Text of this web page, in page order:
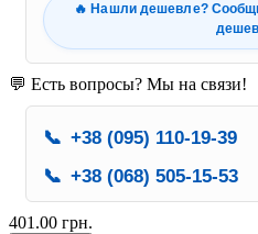
🔥 Нашли дешевле?
💬 Есть вопросы? Мы на связи!
📞 +38 (095) 110-19-39
📞 +38 (068) 505-15-53
401.00 грн.